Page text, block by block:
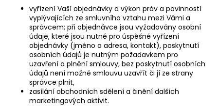
vyřízení Vaší objednávky a výkon práv a povinností
vyplývajících ze smluvního vztahu mezi Vámi a
správcem; při objednávce jsou vyžadovány osobní
údaje, které jsou nutné pro úspěšné vyřízení
objednávky (jméno a adresa, kontakt), poskytnutí
osobních údajů je nutným požadavkem pro
uzavření a plnění smlouvy, bez poskytnutí osobních
údajů není možné smlouvu uzavřít či jí ze strany
správce plnit,
zasílání obchodních sdělení a činění dalších
marketingových aktivit.